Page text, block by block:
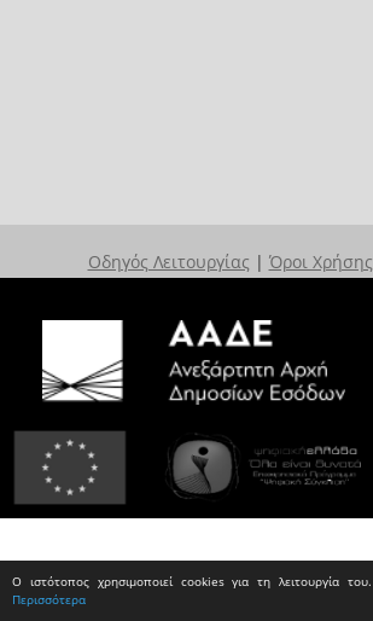
Ο ιστότοπος χρησιμοποιεί cookies για τη λειτουργία του.
Περισσότερα
Οδηγός Λειτουργίας | Όροι Χρήσης